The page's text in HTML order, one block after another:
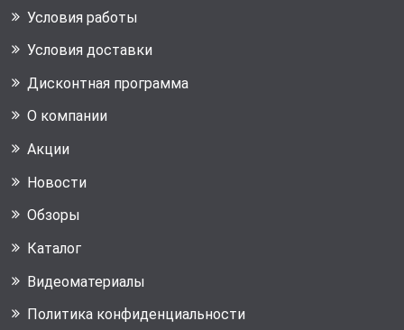
Условия работы
Условия доставки
Дисконтная программа
О компании
Акции
Новости
Обзоры
Каталог
Видеоматериалы
Политика конфиденциальности